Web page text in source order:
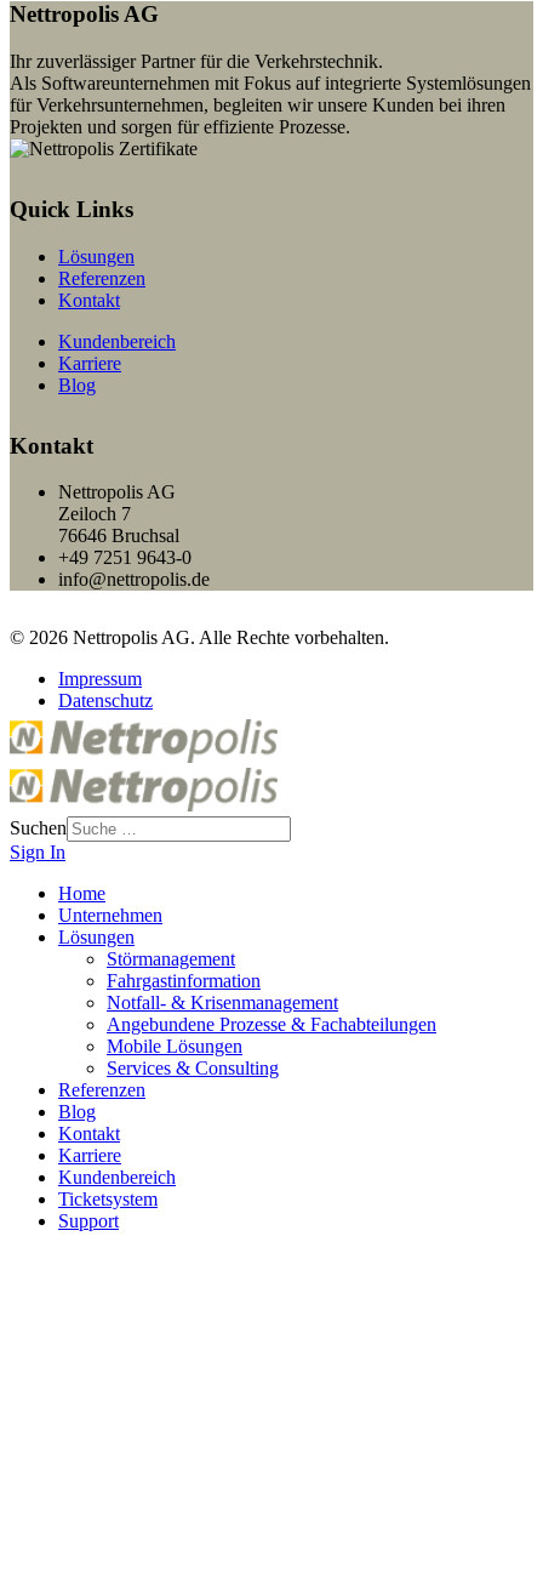
Nettropolis AG
Ihr zuverlässiger Partner für die Verkehrstechnik.
Als Softwareunternehmen mit Fokus auf integrierte Systemlösungen
für Verkehrsunternehmen, begleiten wir unsere Kunden bei ihren
Projekten und sorgen für effiziente Prozesse.
Quick Links
Lösungen
Referenzen
Kontakt
Kundenbereich
Karriere
Blog
Kontakt
Nettropolis AG
Zeiloch 7
76646 Bruchsal
+49 7251 9643-0
info@nettropolis.de
© 2026 Nettropolis AG. Alle Rechte vorbehalten.
Impressum
Datenschutz
Suchen
Sign In
Home
Unternehmen
Lösungen
Störmanagement
Fahrgastinformation
Notfall- & Krisenmanagement
Angebundene Prozesse & Fachabteilungen
Mobile Lösungen
Services & Consulting
Referenzen
Blog
Kontakt
Karriere
Kundenbereich
Ticketsystem
Support